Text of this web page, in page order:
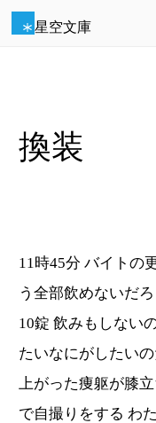
星空文庫
換装
11時45分 バイトの
う全部飲めないだ
10錠 飲みもしない
たいなにがしたい
上がった痩躯が膝
で自撮りをする わ